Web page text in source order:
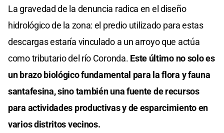
La gravedad de la denuncia radica en el diseño
hidrológico de la zona: el predio utilizado para estas
descargas estaría vinculado a un arroyo que actúa
como tributario del río Coronda. Este último no solo es
un brazo biológico fundamental para la flora y fauna
santafesina, sino también una fuente de recursos
para actividades productivas y de esparcimiento en
varios distritos vecinos.